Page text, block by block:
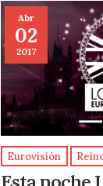
Abr
02
2017
Eurovisión